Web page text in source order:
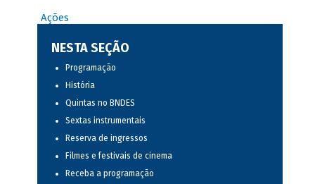
Ações
NESTA SEÇÃO
Programação
História
Quintas no BNDES
Sextas instrumentais
Reserva de ingressos
Filmes e festivais de cinema
Receba a programação